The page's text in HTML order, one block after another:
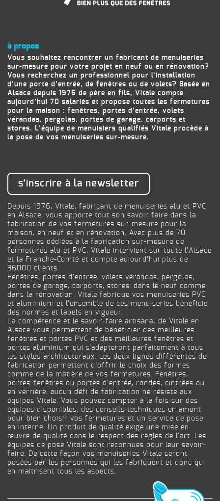
à propos
Vous souhaitez rencontrer un fabricant de menuiseries
sur-mesure pour votre projet en neuf ou en rénovation?
Vous recherchez un professionnel pour l’installation
d’une porte d’entrée, de fenêtres ou de volets? Basée en
Alsace depuis 1976 de père en fils, Vitale compte
aujourd’hui 70 salariés et propose toutes les fermetures
pour la maison : fenêtres, portes d’entrée, volets
vérandas, pergolas, portes de garage, carports et
stores. L’équipe de menuisiers qualifiés Vitale procède à
la pose de vos menuiseries sur-mesure.
s’inscrire à la newsletter
Depuis 1976, Vitale, fabricant de menuiseries alu et PVC
en Alsace, vous apporte tout son savoir faire dans la
fabrication de vos fermetures sur-mesure pour la
maison, en neuf et en rénovation. Avec plus de 70
personnes dédiées à la fabrication sur-mesure de
fermetures alu et PVC, Vitale intervient sur toute l’Alsace
et la Franche-Comté et compte aujourd’hui plus de
36000 clients.
Fenêtres, portes d’entrée, volets vérandas, pergolas,
portes de garage, carports, stores: dans le neuf comme
dans la rénovation, Vitale fabrique vos menuiseries PVC
et aluminium et l’ensemble de ces menuiseries bénéficie
des normes et labels en vigueur.
La compétence et le savoir-faire artisanal de Vitale en
Alsace vous permettent de bénéficier des meilleures
fenêtres et portes PVC et des meilleures fenêtres et
portes aluminium qui s’adapteront parfaitement à tous
les styles architecturaux. Les deux lignes différentes de
fabrication permettent d’offrir le choix des formes
comme de la matière de vos fermetures. Fenêtres,
portes-fenêtres ou portes d’entrée, rondes, cintrées ou
en verrière, aucun défi de fabrication ne résiste aux
équipes Vitale. Vous pouvez compter à la fois sur des
équipes disponibles, des conseils techniques en amont
pour bien choisir vos fermetures et un service de pose
en interne. Un produit de qualité exige une mise en
œuvre de qualité dans le respect des règles de l’art. Les
équipes de pose Vitale sont reconnues pour leur savoir-
faire. De cette façon vos menuiseries Vitale seront
posées par les personnes qui les fabriquent et donc qui
en maîtrisent tous les aspects.